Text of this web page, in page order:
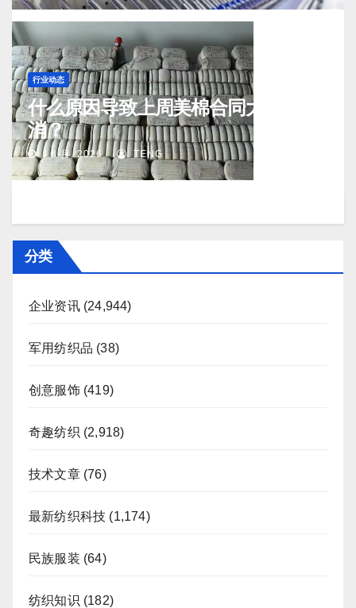
行业动态
什么原因导致上周美棉合同大量取
消？
J 8 月, 2026 TENG
分类
企业资讯(24,944)
军用纺织品 (38)
创意服饰(419)
奇趣纺织 (2,918)
技术文章(76)
最新纺织科技 (1,174)
民族服装 (64)
纺织知识 (182)